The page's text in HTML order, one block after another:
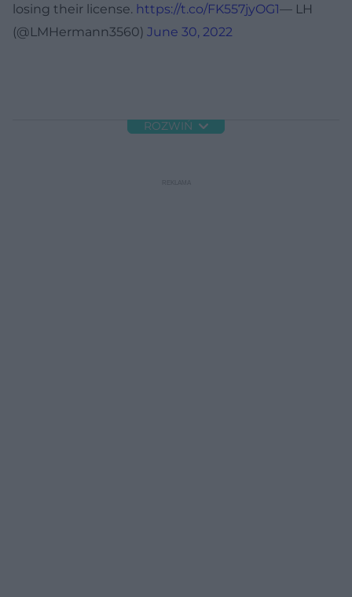
losing their license. https://t.co/FK557jyOG1— LH
(@LMHermann3560) June 30, 2022
ROZWIŃ